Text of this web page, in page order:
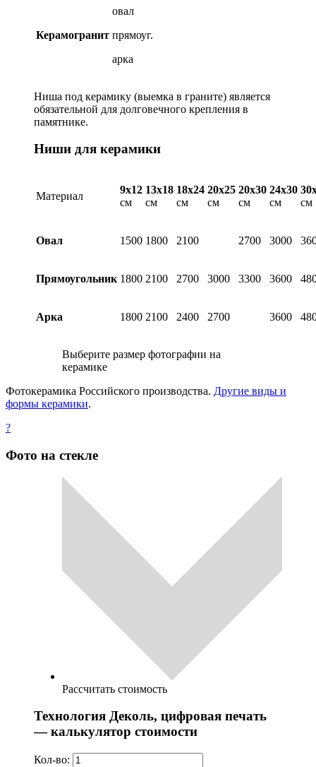
Керамогранит
овал
прямоуг.
арка
Ниша под керамику (выемка в граните) является
обязательной для долговечного крепления в
памятнике.
Ниши для керамики
Материал
9х12
см
13х18
см
18х24
см
20х25
см
20х30
см
24х30
см
см
Овал 1500 1800 2100 2700 3000
Прямоугольник 1800 2100 2700 3000 3300 3600
Арка 1800 2100 2400 2700 3600
Выберите размер фотографии на
керамике
Фотокерамика Российского производства. Другие виды и
формы керамики.
?
Фото на стекле
Рассчитать стоимость
Технология Деколь, цифровая печать
— калькулятор стоимости
Кол-во: